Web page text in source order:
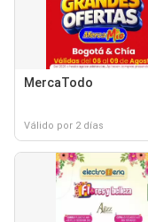
MercaTodo
Válido por 2 días